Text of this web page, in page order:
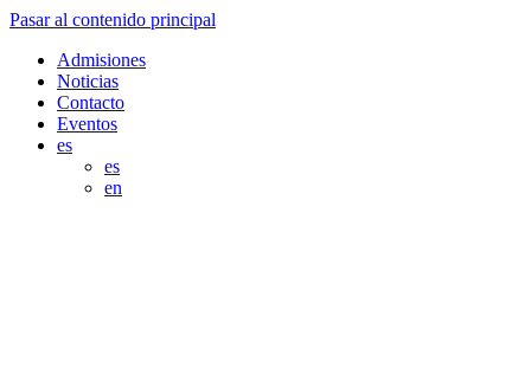
Pasar al contenido principal
Admisiones
Noticias
Contacto
Eventos
es
es
en